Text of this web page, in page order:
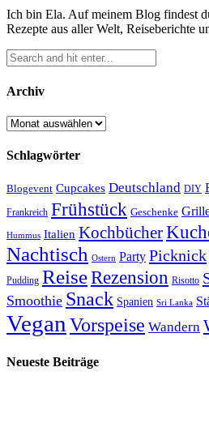
Ich bin Ela. Auf meinem Blog findest
Rezepte aus aller Welt, Reiseberichte
Archiv
Archiv
Schlagwörter
Blogevent Cupcakes Deutschland DIY
Frankreich Frühstück Geschenke
Hummus Italien Kochbücher
Nachtisch Ostern Party Picknick
Pudding ReiseRezension Risotto
Smoothie Snack Spanien Sri Lanka
VeganVorspeise Wandern
Neueste Beiträge